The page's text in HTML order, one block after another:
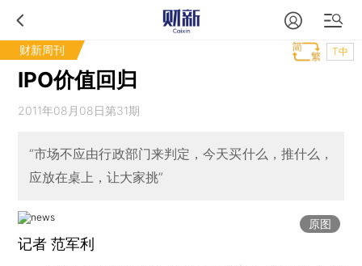
财新周刊 T中
IPO价值回归
2011年08月08日第31期
“市场不应由行政部门来判定，今天买什么，推什么，
应放在桌上，让大家挑”
原图
记者 范军利